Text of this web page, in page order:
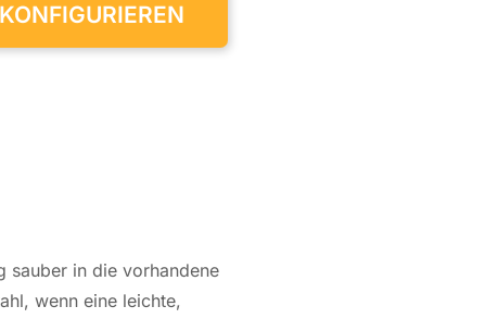
sauber in die vor­han­de­ne
wenn eine leichte,